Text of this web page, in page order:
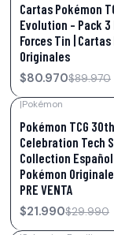
Cartas Pokémon
Evolution – Pack 3
Forces Tin |
Originales
$80.970$89.970
|Pokémon
Pokémon TCG 30th
Celebration Tech
Collection
Pokémon
PRE VENTA
$21.990$29.990